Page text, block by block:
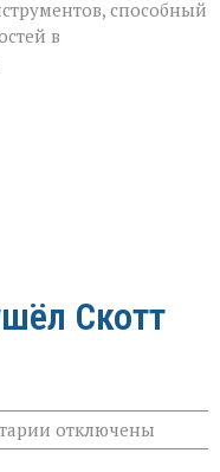
способный
в
Скотт
к
записи
отключены